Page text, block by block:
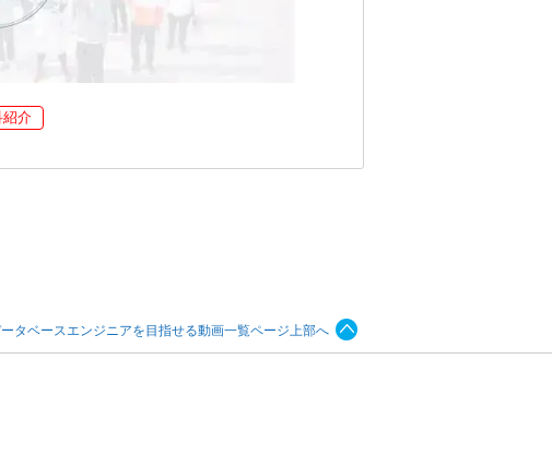
紹介
タベースエンジニアを目指せる動画一覧ページ上部へ